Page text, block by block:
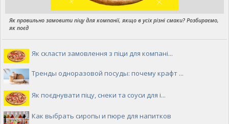
Як правильно замовити піцу для компанії, якщо в усіх різні смаки? Розбираємо,
як поєд
Як скласти замовлення з піци для компані...
Тренды одноразовой посуды: почему крафт ...
Як поєднувати піцу, снеки та соуси для і...
Как выбрать сиропы и пюре для напитков